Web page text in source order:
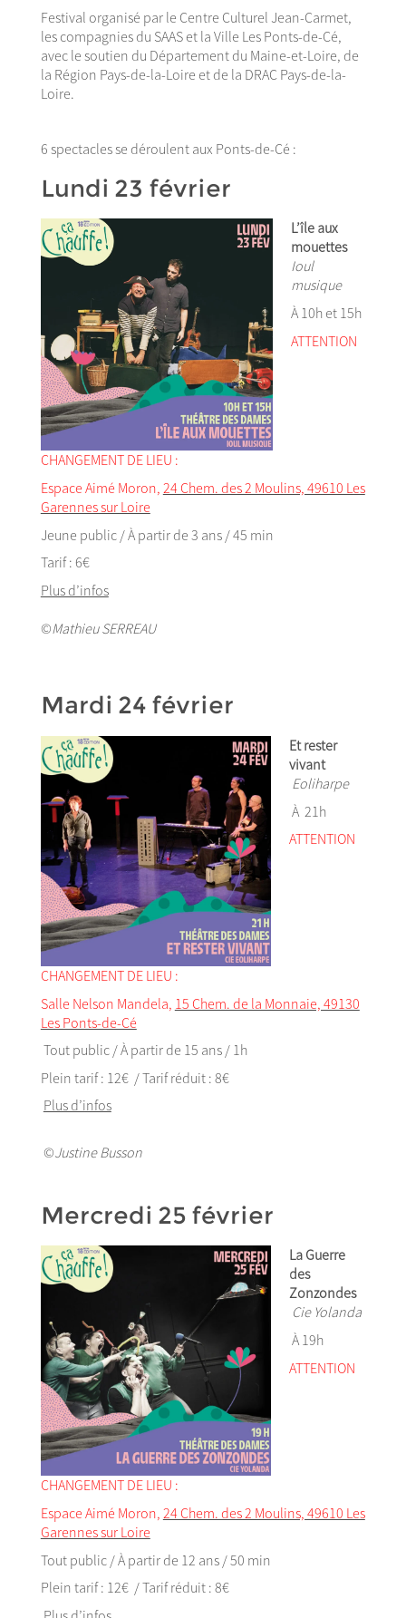
Festival organisé par le Centre Culturel Jean-Carmet,
les compagnies du SAAS et la Ville Les Ponts-de-Cé,
avec le soutien du Département du Maine-et-Loire, de
la Région Pays-de-la-Loire et de la DRAC Pays-de-la-
Loire.
6 spectacles se déroulent aux Ponts-de-Cé :
Lundi 23 février
L’île aux
mouettes
Ioul
musique
À 10h et 15h
ATTENTION
CHANGEMENT DE LIEU :
Espace Aimé Moron, 24 Chem. des 2 Moulins, 49610 Les
Garennes sur Loire
Jeune public / À partir de 3 ans / 45 min
Tarif : 6€
Plus d’infos
©Mathieu SERREAU
Mardi 24 février
Et rester
vivant
Eoliharpe
À 21h
ATTENTION
CHANGEMENT DE LIEU :
Salle Nelson Mandela, 15 Chem. de la Monnaie, 49130
Les Ponts-de-Cé
Tout public / À partir de 15 ans / 1h
Plein tarif : 12€ / Tarif réduit : 8€
Plus d’infos
©Justine Busson
Mercredi 25 février
La Guerre
des
Zonzondes
Cie Yolanda
À 19h
ATTENTION
CHANGEMENT DE LIEU :
Espace Aimé Moron, 24 Chem. des 2 Moulins, 49610 Les
Garennes sur Loire
Tout public / À partir de 12 ans / 50 min
Plein tarif : 12€ / Tarif réduit : 8€